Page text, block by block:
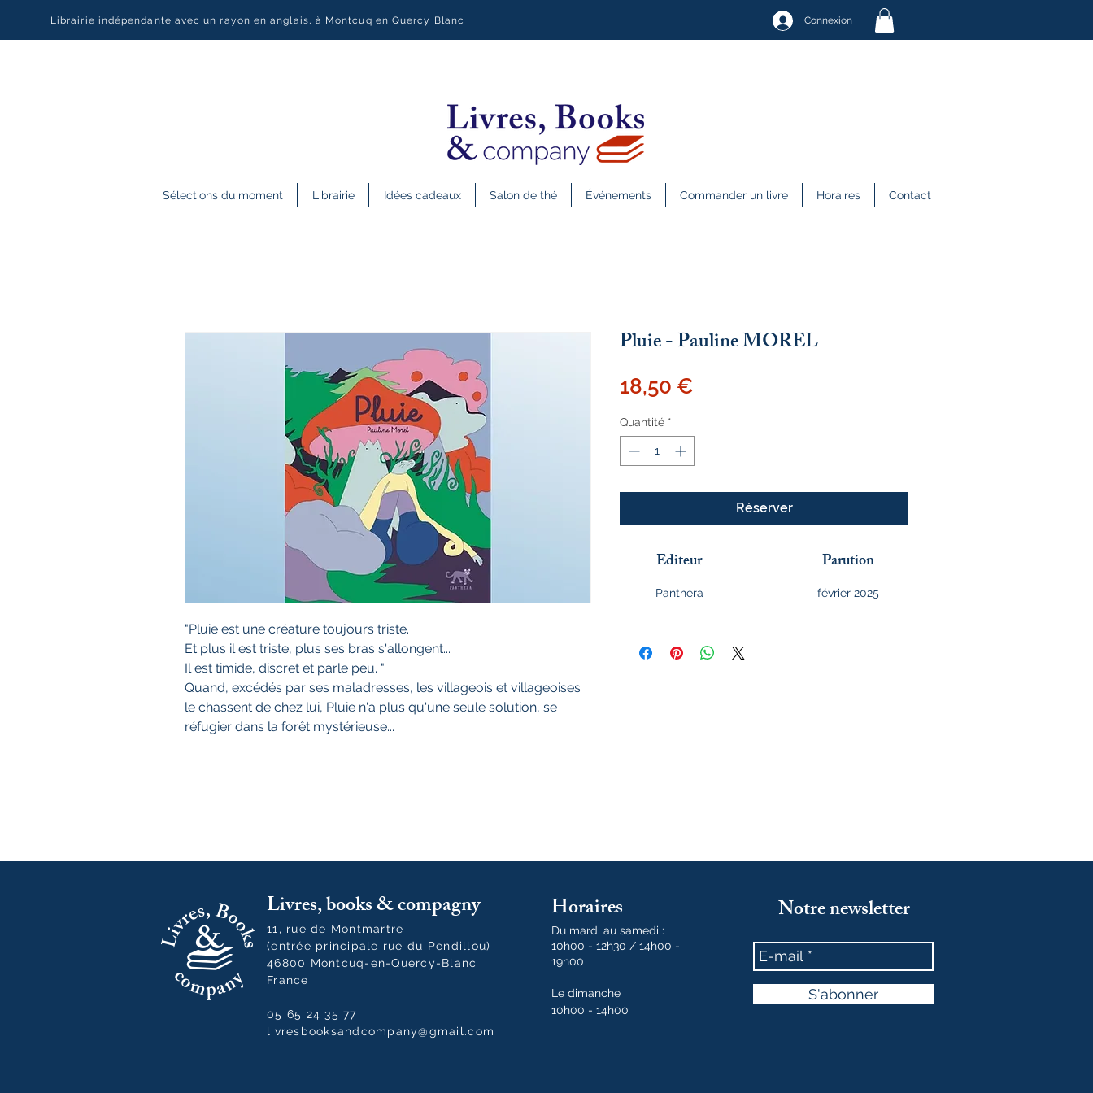
Librairie indépendante avec un rayon en anglais, à Montcuq en Quercy Blanc Connexion
Sélections du moment Librairie Idées cadeaux Salon de thé Événements Commander un livre Horaires Contact
"Pluie est une créature toujours triste.
Et plus il est triste, plus ses bras s'allongent...
Il est timide, discret et parle peu. "
Quand, excédés par ses maladresses, les villageois et villageoises
le chassent de chez lui, Pluie n'a plus qu'une seule solution, se
réfugier dans la forêt mystérieuse...
Pluie - Pauline MOREL
18,50 €
Quantité *
Réserver
Editeur
Panthera
Parution
février 2025
Livres, books & compagny
11, rue de Montmartre
(entrée principale rue du Pendillou)
46800 Montcuq-en-Quercy-Blanc
France
05 65 24 35 77
livresbooksandcompany@gmail.com
Horaires
Du mardi au samedi :
10h00 - 12h30 / 14h00 -
19h00
Le dimanche
10h00 - 14h00
Notre newsletter
S'abonner